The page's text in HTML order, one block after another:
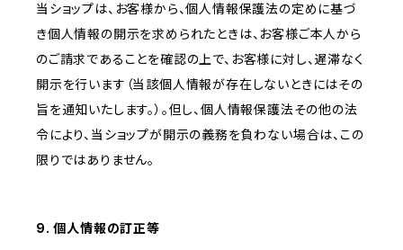
当ショップは、お客様から、個人情報保護法の定めに基づ
き個人情報の開示を求められたときは、お客様ご本人から
のご請求であることを確認の上で、お客様に対し、遅滞なく
開示を行います（当該個人情報が存在しないときにはその
旨を通知いたします。）。但し、個人情報保護法その他の法
令により、当ショップが開示の義務を負わない場合は、この
限りではありません。
9. 個人情報の訂正等